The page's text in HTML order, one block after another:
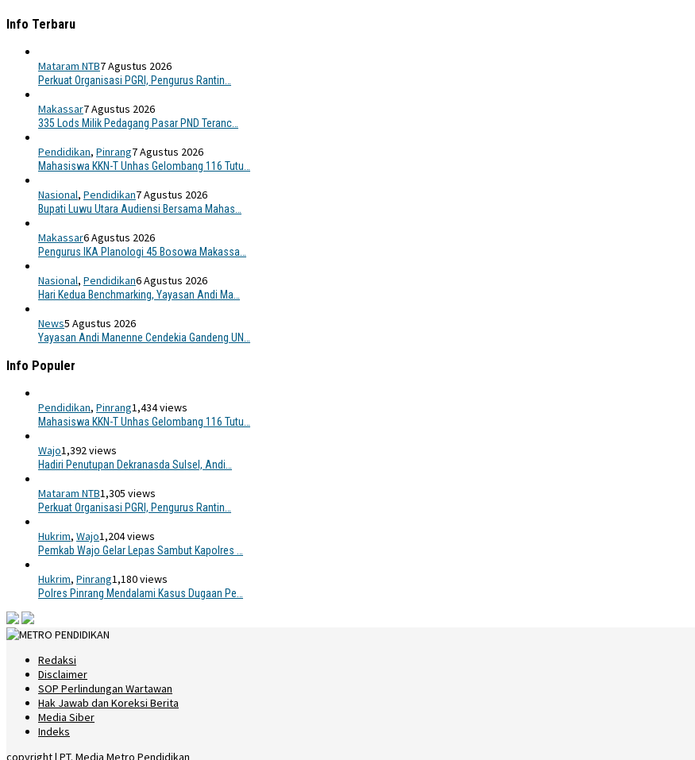
Info Terbaru
Mataram NTB7 Agustus 2026
Perkuat Organisasi PGRI, Pengurus Rantin…
Makassar7 Agustus 2026
335 Lods Milik Pedagang Pasar PND Teranc…
Pendidikan, Pinrang7 Agustus 2026
Mahasiswa KKN-T Unhas Gelombang 116 Tutu…
Nasional, Pendidikan7 Agustus 2026
Bupati Luwu Utara Audiensi Bersama Mahas…
Makassar6 Agustus 2026
Pengurus IKA Planologi 45 Bosowa Makassa…
Nasional, Pendidikan6 Agustus 2026
Hari Kedua Benchmarking, Yayasan Andi Ma…
News5 Agustus 2026
Yayasan Andi Manenne Cendekia Gandeng UN…
Info Populer
Pendidikan, Pinrang1,434 views
Mahasiswa KKN-T Unhas Gelombang 116 Tutu…
Wajo1,392 views
Hadiri Penutupan Dekranasda Sulsel, Andi…
Mataram NTB1,305 views
Perkuat Organisasi PGRI, Pengurus Rantin…
Hukrim, Wajo1,204 views
Pemkab Wajo Gelar Lepas Sambut Kapolres …
Hukrim, Pinrang1,180 views
Polres Pinrang Mendalami Kasus Dugaan Pe…
Redaksi
Disclaimer
SOP Perlindungan Wartawan
Hak Jawab dan Koreksi Berita
Media Siber
Indeks
copyright | PT. Media Metro Pendidikan